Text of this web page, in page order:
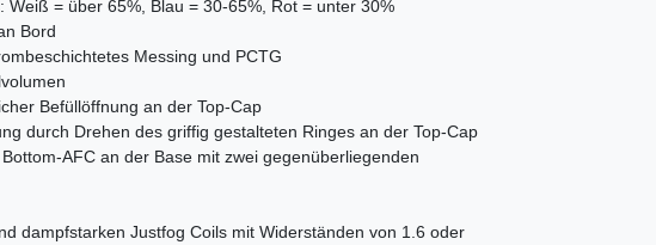
Weiß = über 65%, Blau = 30-65%, Rot = unter 30%
Bord
Messing und PCTG
Befüllöffnung an der Top-Cap
durch Drehen des griffig gestalteten Ringes an der Top-Cap
AFC an der Base mit zwei gegenüberliegenden
dampfstarken Justfog Coils mit Widerständen von 1.6 oder